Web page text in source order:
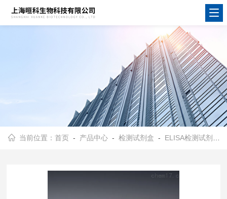
当前位置：首页 - 产品中心 -检测试剂盒 - ELISA检测试剂盒